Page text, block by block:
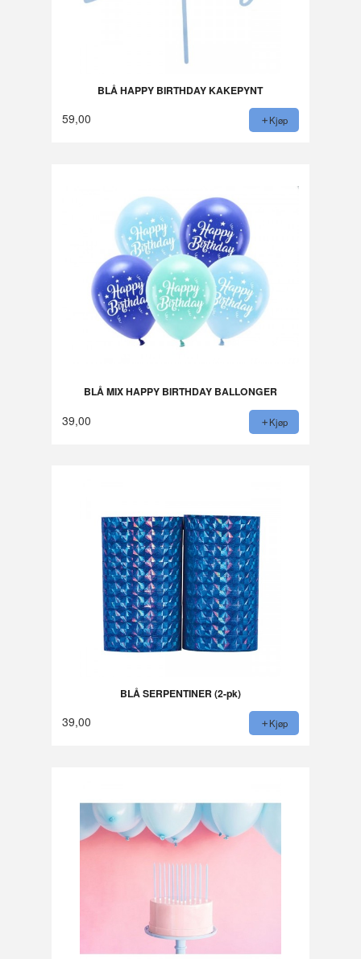
BLÅ HAPPY BIRTHDAY KAKEPYNT
59,00 Kjøp
BLÅ MIX HAPPY BIRTHDAY BALLONGER
39,00 Kjøp
BLÅ SERPENTINER (2-pk)
39,00 Kjøp